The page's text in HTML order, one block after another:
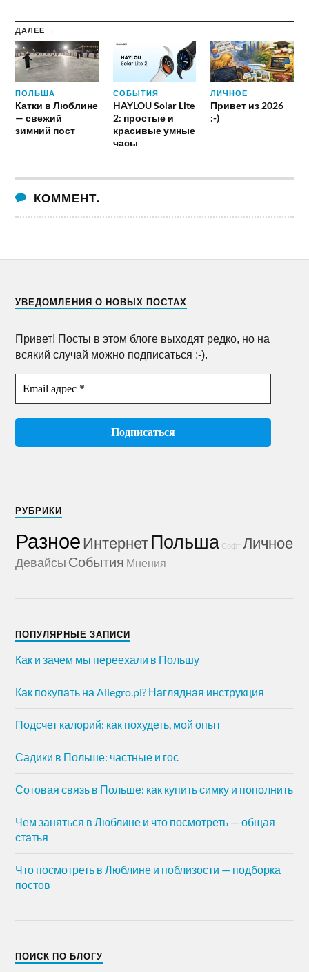
ДАЛЕЕ →
ПОЛЬША
Катки в Люблине
— свежий
зимний пост
СОБЫТИЯ
HAYLOU Solar Lite
2: простые и
красивые умные
часы
ЛИЧНОЕ
Привет из 2026
:-)
КОММЕНТ.
УВЕДОМЛЕНИЯ О НОВЫХ ПОСТАХ
Привет! Посты в этом блоге выходят редко, но на
всякий случай можно подписаться :-).
РУБРИКИ
РазноеИнтернетПольша Софт Личное
Девайсы События Мнения
ПОПУЛЯРНЫЕ ЗАПИСИ
Как и зачем мы переехали в Польшу
Как покупать на Allegro.pl? Наглядная инструкция
Подсчет калорий: как похудеть, мой опыт
Садики в Польше: частные и гос
Сотовая связь в Польше: как купить симку и пополнить
Чем заняться в Люблине и что посмотреть — общая
статья
Что посмотреть в Люблине и поблизости — подборка
постов
ПОИСК ПО БЛОГУ